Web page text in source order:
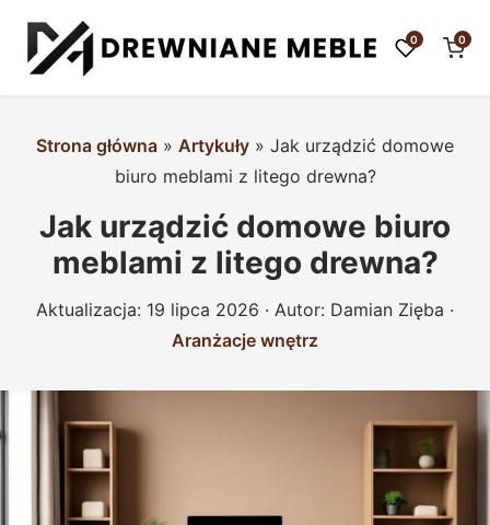
0 0
Strona główna » Artykuły » Jak urządzić domowe
biuro meblami z litego drewna?
Jak urządzić domowe biuro
meblami z litego drewna?
Aktualizacja: 19 lipca 2026 · Autor: Damian Zięba ·
Aranżacje wnętrz